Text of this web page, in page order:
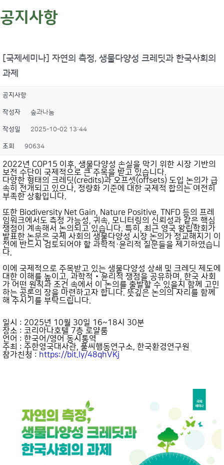
공지사항
[국제세미나] 자연의 측정, 생물다양성 크레딧과 한국사회의
과제
공지사항
작성자 숲과나눔
작성일 2025-10-02 13:44
조회 90634
2022년 COP15 이후, 생물다양성 손실을 막기 위한 시장 기반의
보전 수단이 국제적으로 큰 주목을 받고 있습니다.
다양한 형태의 크레딧(credits)과 오프셋(offsets) 도입 논의가 급
속히 전개되고 있으나, 정량화 기준에 대한 국제적 합의는 여전히
부족한 상황입니다.
또한 Biodiversity Net Gain, Nature Positive, TNFD 등의 프레
임워크에서도 측정 가능성, 귀속, 모니터링의 신뢰성과 같은 핵심
쟁점이 계속해서 논의되고 있습니다. 특히, 최근 영국 왕립학회가
발표한 논문은 국제 사회의 생물다양성 시장 논의가 정교해지기 이
전에 반드시 검토되어야 할 과학적·윤리적 질문들을 제기하였습니
다.
이에 국제적으로 주목받고 있는 생물다양성 상쇄 및 크레딧 제도에
대한 이해를 높이고, 과학적‧윤리적 쟁점을 공유하며, 한국 사회
가 어떤 원칙과 조건 속에서 이 논의를 출발할 수 있을지 함께 고민
하는 공론의 장을 마련하고자 합니다. 뜻깊은 논의의 자리를 함께
해 주시기를 부탁드립니다.
일시 : 2025년 10월 30일 16~18시 30분
장소 : 코리아나호텔 7층 로얄룸
언어 : 한국어/영어 동시통역
주최 : 주한영국대사관, 풀씨행동연구소, 한국환경연구원
참가친청 : https://bit.ly/48qhVKj